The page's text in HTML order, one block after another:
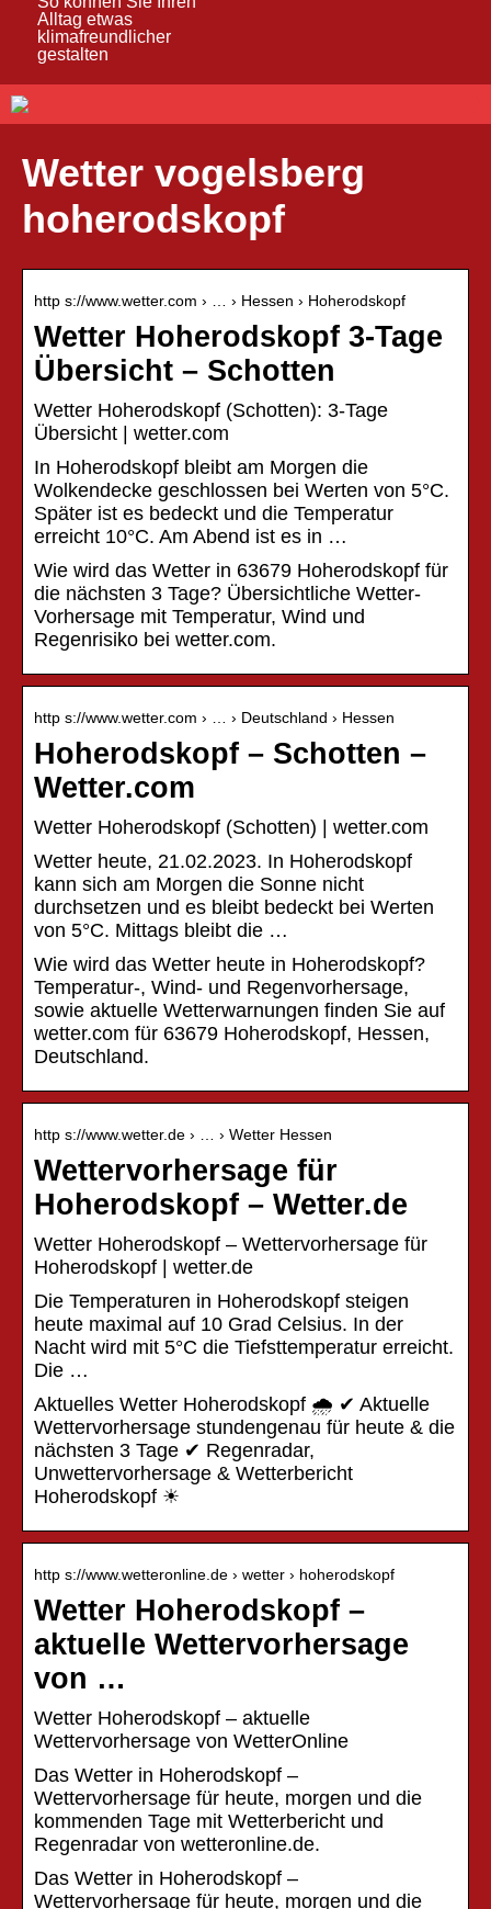
Alltag etwas
klimafreundlicher
gestalten
Wetter vogelsberg
hoherodskopf
http s://www.wetter.com › … › Hessen › Hoherodskopf
Wetter Hoherodskopf 3-Tage
Übersicht – Schotten
Wetter Hoherodskopf (Schotten): 3-Tage
Übersicht | wetter.com
In Hoherodskopf bleibt am Morgen die
Wolkendecke geschlossen bei Werten von 5°C.
Später ist es bedeckt und die Temperatur
erreicht 10°C. Am Abend ist es in …
Wie wird das Wetter in 63679 Hoherodskopf für
die nächsten 3 Tage? Übersichtliche Wetter-
Vorhersage mit Temperatur, Wind und
Regenrisiko bei wetter.com.
http s://www.wetter.com › … › Deutschland › Hessen
Hoherodskopf – Schotten –
Wetter.com
Wetter Hoherodskopf (Schotten) | wetter.com
Wetter heute, 21.02.2023. In Hoherodskopf
kann sich am Morgen die Sonne nicht
durchsetzen und es bleibt bedeckt bei Werten
von 5°C. Mittags bleibt die …
Wie wird das Wetter heute in Hoherodskopf?
Temperatur-, Wind- und Regenvorhersage,
sowie aktuelle Wetterwarnungen finden Sie auf
wetter.com für 63679 Hoherodskopf, Hessen,
Deutschland.
http s://www.wetter.de › … › Wetter Hessen
Wettervorhersage für
Hoherodskopf – Wetter.de
Wetter Hoherodskopf – Wettervorhersage für
Hoherodskopf | wetter.de
Die Temperaturen in Hoherodskopf steigen
heute maximal auf 10 Grad Celsius. In der
Nacht wird mit 5°C die Tiefsttemperatur erreicht.
Die …
Aktuelles Wetter Hoherodskopf 🌧️ ✔ Aktuelle
Wettervorhersage stundengenau für heute & die
nächsten 3 Tage ✔ Regenradar,
Unwettervorhersage & Wetterbericht
Hoherodskopf ☀
http s://www.wetteronline.de › wetter › hoherodskopf
Wetter Hoherodskopf –
aktuelle Wettervorhersage
von …
Wetter Hoherodskopf – aktuelle
Wettervorhersage von WetterOnline
Das Wetter in Hoherodskopf –
Wettervorhersage für heute, morgen und die
kommenden Tage mit Wetterbericht und
Regenradar von wetteronline.de.
Das Wetter in Hoherodskopf –
Wettervorhersage für heute, morgen und die